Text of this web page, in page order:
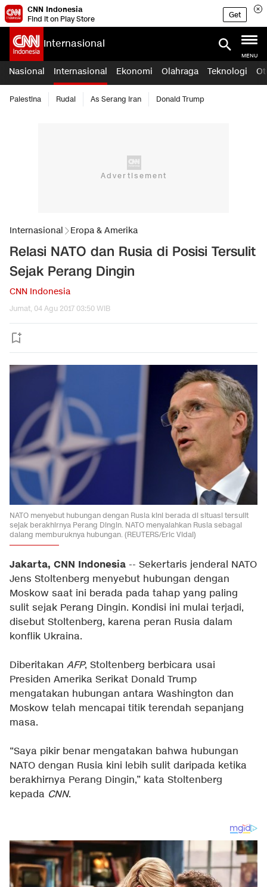
CNN Indonesia
Find it on Play Store
Get
Internasional
MENU
Nasional Internasional Ekonomi Olahraga Teknologi
Palestina Rudal As Serang Iran Donald Trump
Internasional Eropa & Amerika
Relasi NATO dan Rusia di Posisi Tersulit
Sejak Perang Dingin
CNN Indonesia
Jumat, 04 Agu 2017 03:50 WIB
NATO menyebut hubungan dengan Rusia kini berada di situasi tersulit
sejak berakhirnya Perang Dingin. NATO menyalahkan Rusia sebagai
dalang memburuknya hubungan. (REUTERS/Eric Vidal)
Jakarta, CNN Indonesia -- Sekertaris jenderal NATO
Jens Stoltenberg menyebut hubungan dengan
Moskow saat ini berada pada tahap yang paling
sulit sejak Perang Dingin. Kondisi ini mulai terjadi,
disebut Stoltenberg, karena peran Rusia dalam
konflik Ukraina.
Diberitakan AFP, Stoltenberg berbicara usai
Presiden Amerika Serikat Donald Trump
mengatakan hubungan antara Washington dan
Moskow telah mencapai titik terendah sepanjang
masa.
“Saya pikir benar mengatakan bahwa hubungan
NATO dengan Rusia kini lebih sulit daripada ketika
berakhirnya Perang Dingin,” kata Stoltenberg
kepada CNN.